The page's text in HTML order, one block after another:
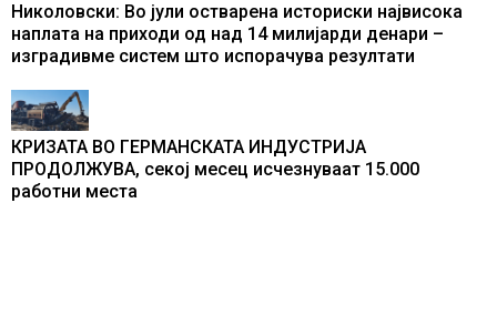
Николовски: Во јули остварена историски највисока
наплата на приходи од над 14 милијарди денари –
изградивме систем што испорачува резултати
КРИЗАТА ВО ГЕРМАНСКАТА ИНДУСТРИЈА
ПРОДОЛЖУВА, секој месец исчезнуваат 15.000
работни места